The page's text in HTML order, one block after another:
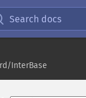
Search docs
InterBase